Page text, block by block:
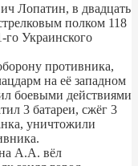
Лопатин, в двадцать
полком 118
го Украинского
противника,
на её западном
боевыми действиями
3 батареи, сжёг 3
уничтожили
А.А. вёл